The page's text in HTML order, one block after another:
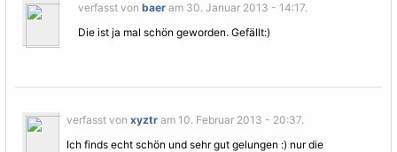
verfasst von baeram 30. Januar 2013 - 14:17.
Die ist ja mal schön geworden. Gefällt:)
verfasst von xyztram 10. Februar 2013 - 20:37.
Ich finds echt schön und sehr gut gelungen :) nur die